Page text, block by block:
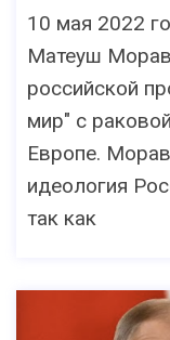
10 мая 2022
Матеуш
российской
мир" с
Европе.
идеология
так как